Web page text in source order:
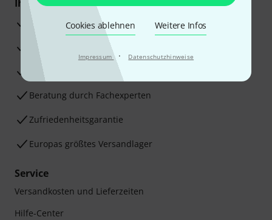
Cookies ablehnen Weitere Infos
Impressum · Datenschutzhinweise
Ihre Vorteile
3 Jahre Thomann Garantie
30 Tage Money-Back-Garantie
Beratung durch Fachexperten
Zufriedenheitsgarantie
Europas größtes Versandlager
Service
Versandkosten und Lieferzeiten
Hilfe-Center